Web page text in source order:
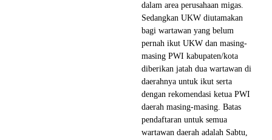
dalam area perusahaan migas.
Sedangkan UKW diutamakan
bagi wartawan yang belum
pernah ikut UKW dan masing-
masing PWI kabupaten/kota
diberikan jatah dua wartawan di
daerahnya untuk ikut serta
dengan rekomendasi ketua PWI
daerah masing-masing. Batas
pendaftaran untuk semua
wartawan daerah adalah Sabtu,